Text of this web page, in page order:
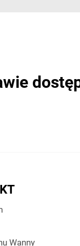
Wanny